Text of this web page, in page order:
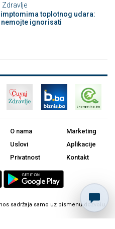
Zdravlje
toplotnog udara:
ignorisati
O nama
Uslovi
Privatnost
Marketing
Aplikacije
Kontakt
sadržaja samo uz pismenu dozvolu.